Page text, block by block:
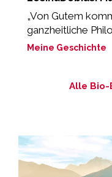
„Von Gutem
ganzheitliche
Meine Geschichte
Alle Bio-